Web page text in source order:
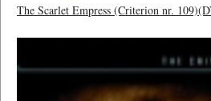
The Scarlet Empress (Criterion nr.